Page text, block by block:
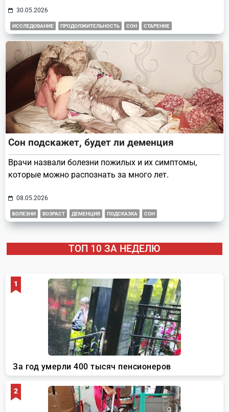
30.05.2026
ИССЛЕДОВАНИЕ ПРОДОЛЖИТЕЛЬНОСТЬ СОН СТАРЕНИЕ
Сон подскажет, будет ли деменция
Врачи назвали болезни пожилых и их симптомы,
которые можно распознать за много лет.
08.05.2026
БОЛЕЗНИ ВОЗРАСТ ДЕМЕНЦИЯ ПОДСКАЗКА СОН
ТОП 10 ЗА НЕДЕЛЮ